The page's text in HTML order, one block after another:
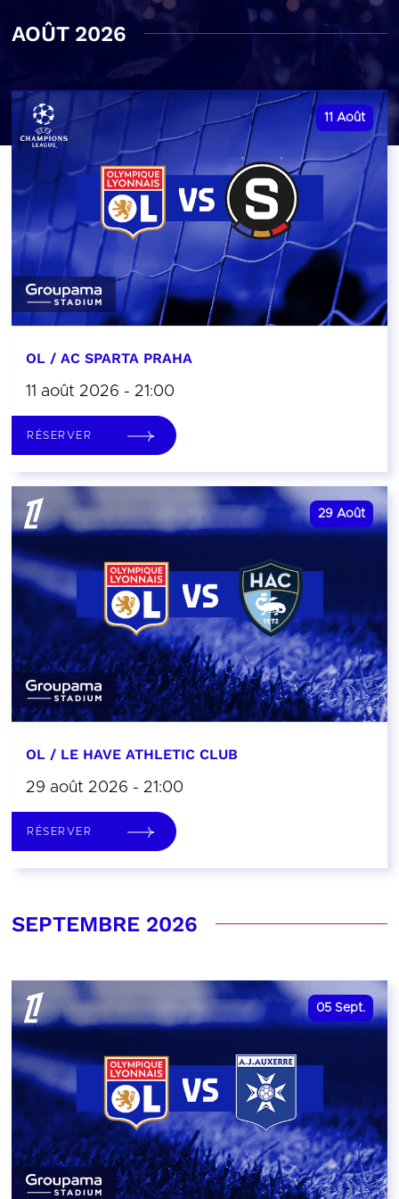
AOÛT 2026
11 Août
OL / AC SPARTA PRAHA
11 août 2026 - 21:00
RÉSERVER
29 Août
OL / LE HAVE ATHLETIC CLUB
29 août 2026 - 21:00
RÉSERVER
SEPTEMBRE 2026
05 Sept.